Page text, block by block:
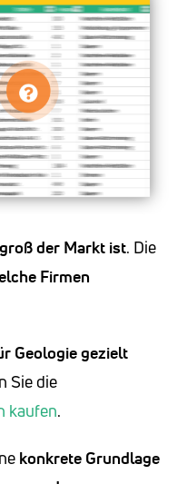
der Markt ist. Die
Firmen
Geologiegezielt
Sie die
kaufen.
konkrete Grundlage